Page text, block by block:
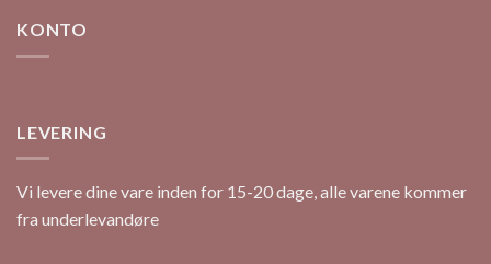
KONTO
LEVERING
Vi levere dine vare inden for 15-20 dage, alle varene kommer
fra underlevandøre